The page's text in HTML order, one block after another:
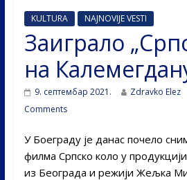
KULTURA NAJNOVIJE VESTI
Заиграло
на
9. септембар 2021. Zdravko Elez
Comments
У Боеграду је данас почело
филма Српско коло у
из Београда и режији Жељка